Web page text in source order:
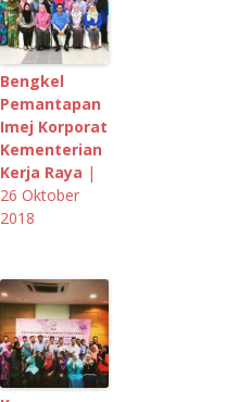
Bengkel
Pemantapan
Imej Korporat
Kementerian
Kerja Raya |
26 Oktober
2018